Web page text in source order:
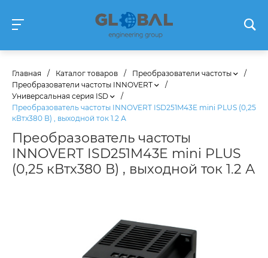
Главная / Каталог товаров / Преобразователи частоты
/
Преобразователи частоты INNOVERT
/
Универсальная серия ISD
/
Преобразователь частоты INNOVERT ISD251M43E mini PLUS (0,25
кВтx380 В) , выходной ток 1.2 А
Преобразователь частоты
INNOVERT ISD251M43E mini PLUS
(0,25 кВтx380 В) , выходной ток 1.2 А